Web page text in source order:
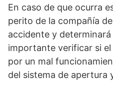
En caso de que ocurra
perito de la compañía
accidente y determinará
importante verificar si
por un mal
del sistema de apertura